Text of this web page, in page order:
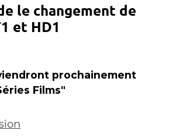
le changement de
de NT1 et HD1
prochainement
Films"